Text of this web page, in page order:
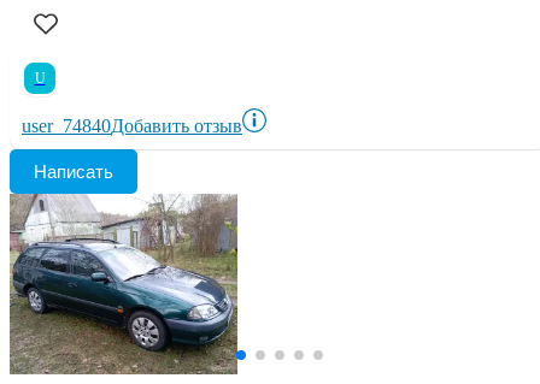
U
user_74840Добавить отзыв
Написать